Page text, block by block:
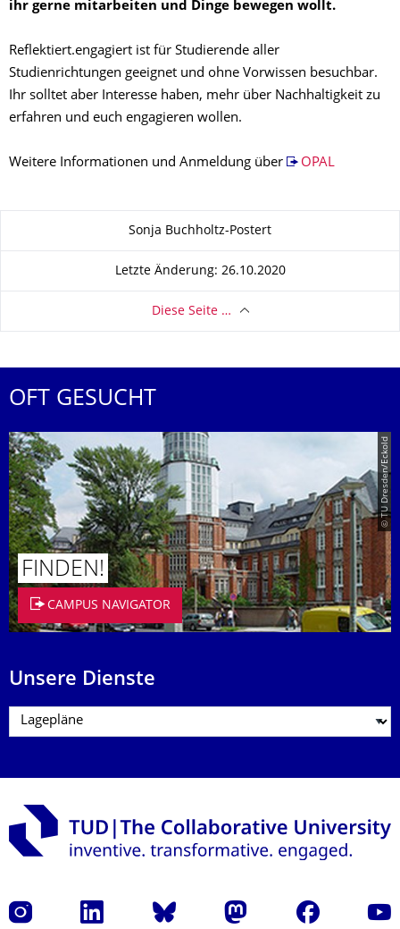
ihr gerne mitarbeiten und Dinge bewegen wollt.
Reflektiert.engagiert ist für Studierende aller
Studienrichtungen geeignet und ohne Vorwissen besuchbar.
Ihr solltet aber Interesse haben, mehr über Nachhaltigkeit zu
erfahren und euch engagieren wollen.
Weitere Informationen und Anmeldung über OPAL
Zu dieser SeiteSonja Buchholtz-Postert
Letzte Änderung: 26.10.2020
Diese Seite …
OFT GESUCHT
© TU Dresden/Eckold
FINDEN!
CAMPUS NAVIGATOR
Unsere Dienste
Instagram LinkedIn Bluesky Mastodon Facebook